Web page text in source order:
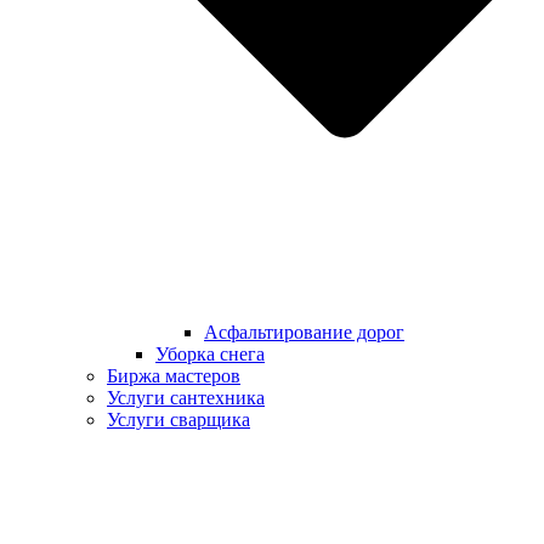
Асфальтирование дорог
Уборка снега
Биржа мастеров
Услуги сантехника
Услуги сварщика